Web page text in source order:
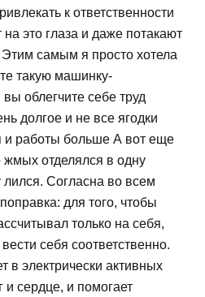
к ответственности
это глаза и даже потакают
самым я просто хотела
такую машинку-
облегчите себе труд
долгое и не все ягодки
и работы больше А вот еще
жмых отделялся в одну
лился. Согласна во всем
для того, чтобы
только на себя,
себя соответственно.
в электрически активных
и сердце, и помогает